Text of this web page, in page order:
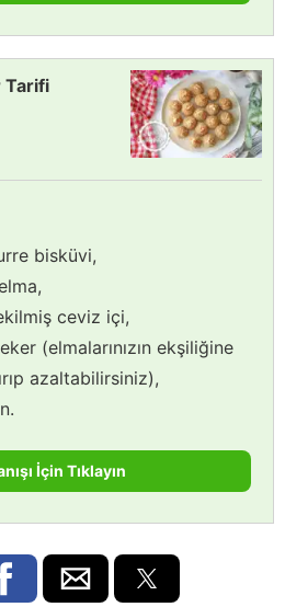
Tarifi
bisküvi,
ceviz içi,
(elmalarınızın ekşiliğine
azaltabilirsiniz),
İçin Tıklayın